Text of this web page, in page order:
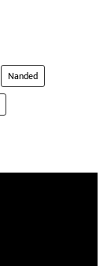
Nanded